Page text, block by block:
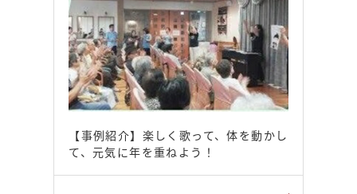
【事例紹介】楽しく歌って、体を動かし
て、元気に年を重ねよう！